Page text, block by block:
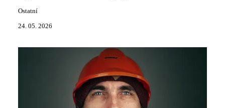
Ostatní
24. 05. 2026